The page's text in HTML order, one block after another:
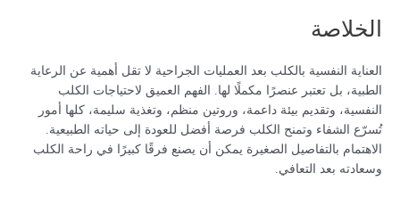
الخلاصة
العناية النفسية بالكلب بعد العمليات الجراحية لا تقل أهمية عن الرعاية
الطبية، بل تعتبر عنصرًا مكملًا لها. الفهم العميق لاحتياجات الكلب
النفسية، وتقديم بيئة داعمة، وروتين منظم، وتغذية سليمة، كلها أمور
تُسرّع الشفاء وتمنح الكلب فرصة أفضل للعودة إلى حياته الطبيعية.
الاهتمام بالتفاصيل الصغيرة يمكن أن يصنع فرقًا كبيرًا في راحة الكلب
وسعادته بعد التعافي.